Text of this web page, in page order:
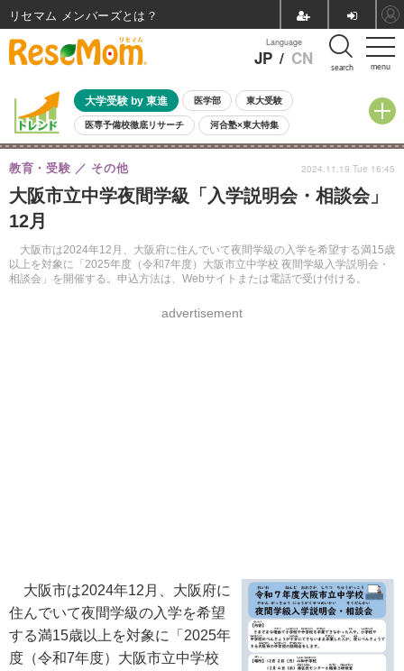
menu
Language
JP / CN search
大学受験 by 東進 医学部 東大受験
医専予備校徹底リサーチ 河合塾×東大特集
親子で考える大学選び 高校受験 中学受験 小学校受験
共通テスト 夏休み
8月開催イベント・WS 全国公立高校 過去問 人気記事
自由研究教材（小学生向け）
大阪市立中学夜間学級「入学説明会・相談会」
12月
大阪市は2024年12月、大阪府に住んでいて夜間学級の入学を希望する満15歳
以上を対象に「2025年度（令和7年度）大阪市立中学校 夜間学級入学説明会・
相談会」を開催する。申込方法は、Webサイトまたは電話で受け付ける。
教育・受験 その他
advertisement
2024.11.19 Tue 16:45
大阪市は2024年12月、大阪府に
住んでいて夜間学級の入学を希望
する満15歳以上を対象に「2025年
度（令和7年度）大阪市立中学校
リセマム メンバーズ